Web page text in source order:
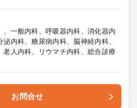
、一般内科、呼吸器内科、消化器内
内科、糖尿病内科、脳神経内科、
老人内科、リウマチ内科、総合診療
お問合せ